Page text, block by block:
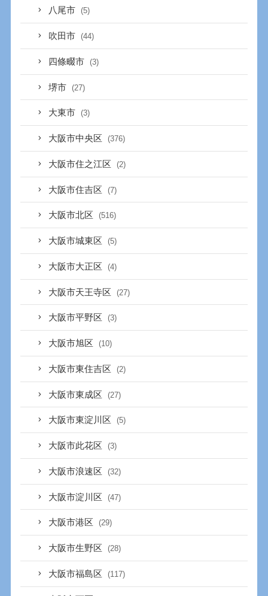
八尾市 (5)
吹田市 (44)
四條畷市 (3)
堺市 (27)
大東市 (3)
大阪市中央区 (376)
大阪市住之江区 (2)
大阪市住吉区 (7)
大阪市北区 (516)
大阪市城東区 (5)
大阪市大正区 (4)
大阪市天王寺区 (27)
大阪市平野区 (3)
大阪市旭区 (10)
大阪市東住吉区 (2)
大阪市東成区 (27)
大阪市東淀川区 (5)
大阪市此花区 (3)
大阪市浪速区 (32)
大阪市淀川区 (47)
大阪市港区 (29)
大阪市生野区 (28)
大阪市福島区 (117)